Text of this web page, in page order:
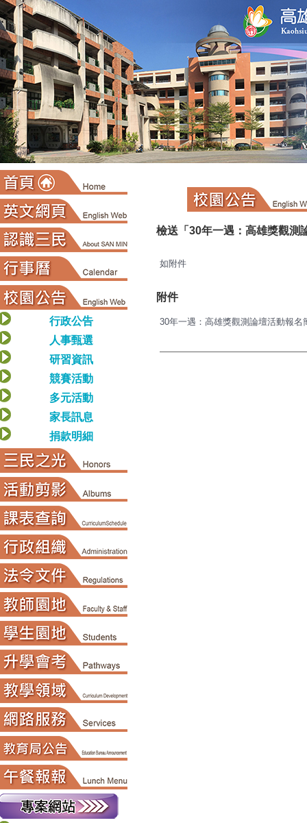
行政公告
人事甄選
研習資訊
競賽活動
多元活動
家長訊息
捐款明細
:::
檢送「30年一遇：高雄獎觀測
如附件
附件
30年一遇：高雄獎觀測論壇活動報名